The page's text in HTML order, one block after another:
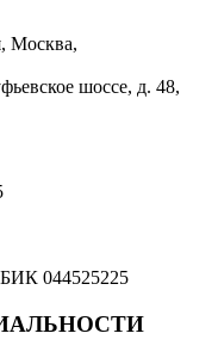
Москва,
шоссе, д. 48,
044525225